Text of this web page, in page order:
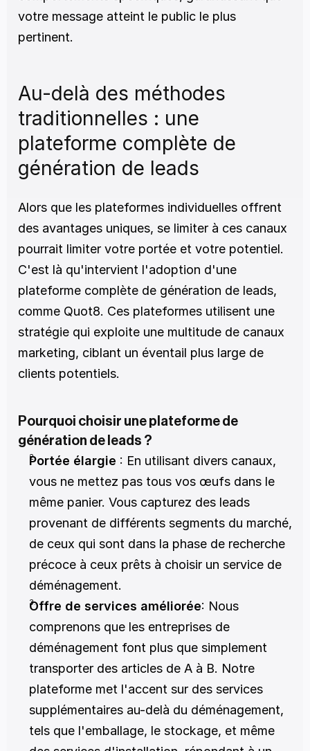
votre message atteint le public le plus
pertinent.
Au-delà des méthodes
traditionnelles : une
plateforme complète de
génération de leads
Alors que les plateformes individuelles offrent
des avantages uniques, se limiter à ces canaux
pourrait limiter votre portée et votre potentiel.
C'est là qu'intervient l'adoption d'une
plateforme complète de génération de leads,
comme Quot8. Ces plateformes utilisent une
stratégie qui exploite une multitude de canaux
marketing, ciblant un éventail plus large de
clients potentiels.
Pourquoi choisir une plateforme de
génération de leads ?
Portée élargie : En utilisant divers canaux,
vous ne mettez pas tous vos œufs dans le
même panier. Vous capturez des leads
provenant de différents segments du marché,
de ceux qui sont dans la phase de recherche
précoce à ceux prêts à choisir un service de
déménagement.
Offre de services améliorée: Nous
comprenons que les entreprises de
déménagement font plus que simplement
transporter des articles de A à B. Notre
plateforme met l'accent sur des services
supplémentaires au-delà du déménagement,
tels que l'emballage, le stockage, et même